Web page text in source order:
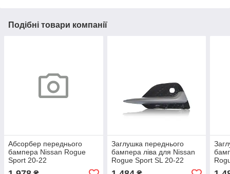
Подібні товари компанії
Абсорбер переднього
бампера Nissan Rogue
Sport 20-22
Заглушка переднього
бампера ліва для Nissan
Rogue Sport SL 20-22